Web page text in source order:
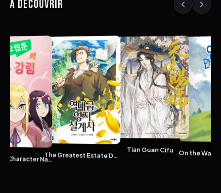
ESC
À DÉCOUVRIR
Webtoon Character Na Kang Lim The Greatest Estate Developer
Tian Guan Cifu